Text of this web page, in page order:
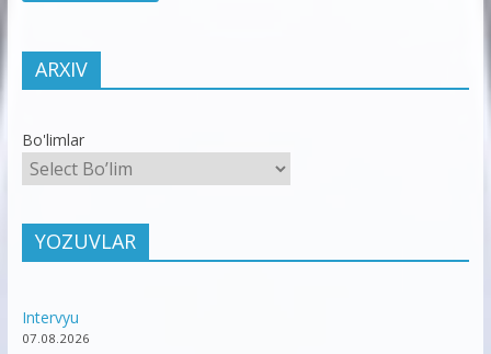
ARXIV
Bo'limlar
YOZUVLAR
Intervyu
07.08.2026